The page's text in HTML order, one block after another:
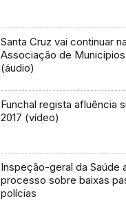
Santa Cruz vai continuar na
Associação de
(áudio)
Funchal regista afluência
2017 (vídeo)
Inspeção-geral da Saúde
processo sobre baixas
polícias